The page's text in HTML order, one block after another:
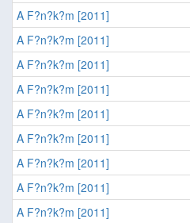
A F?n?k?m [2011]
A F?n?k?m [2011]
A F?n?k?m [2011]
A F?n?k?m [2011]
A F?n?k?m [2011]
A F?n?k?m [2011]
A F?n?k?m [2011]
A F?n?k?m [2011]
A F?n?k?m [2011]